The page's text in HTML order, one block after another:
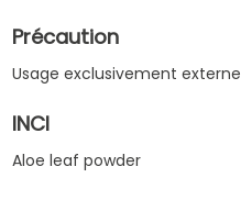
Précaution
Usage exclusivement externe
INCI
Aloe leaf powder